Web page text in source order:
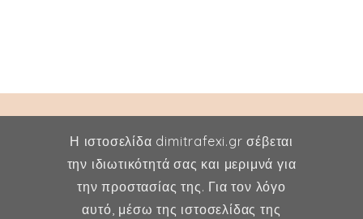
Δήμητρα Φέξη
Η ιστοσελίδα dimitrafexi.gr σέβεται
την ιδιωτικότητά σας και μεριμνά για
την προστασίας της. Για τον λόγο
αυτό, μέσω της ιστοσελίδας της